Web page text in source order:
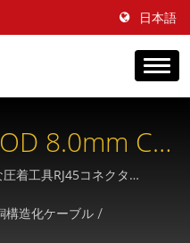
日本語
8.0mm Cat
ロフェッシ
ューション
着工具RJ45コネクタ
構造化ケーブル /